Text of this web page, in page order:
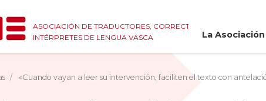
ASOCIACIÓN DE TRADUCTORES, CORRECTORES E
INTÉRPRETES DE LENGUA VASCA
La Asociación
«Cuando vayan a leer su intervención, faciliten el texto con